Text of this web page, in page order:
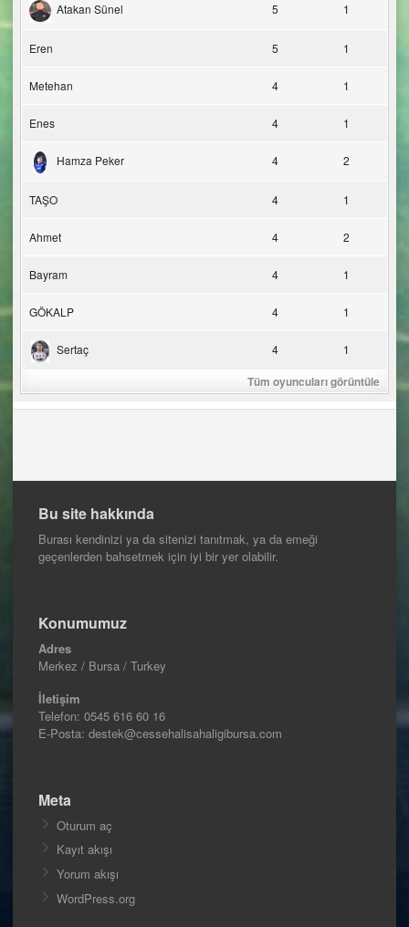
Atakan Sünel 5 1
Eren 5 1
Metehan 4 1
Enes 4 1
Hamza Peker 4 2
TAŞO 4 1
Ahmet 4 2
Bayram 4 1
GÖKALP 4 1
Sertaç 4 1
Tüm oyuncuları görüntüle
Bu site hakkında
Burası kendinizi ya da sitenizi tanıtmak, ya da emeği
geçenlerden bahsetmek için iyi bir yer olabilir.
Konumumuz
Adres
Merkez / Bursa / Turkey
İletişim
Telefon: 0545 616 60 16
E-Posta: destek@cessehalisahaligibursa.com
Meta
Oturum aç
Kayıt akışı
Yorum akışı
WordPress.org